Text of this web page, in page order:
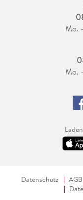
Mo.
Mo.
Datenschutz AGB